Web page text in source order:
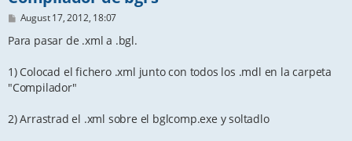
P
s
August 17, 2012, 18:07
Para pasar de .xml a .bgl.
1) Colocad el fichero .xml junto con todos los .mdl en la carpeta
"Compilador"
2) Arrastrad el .xml sobre el bglcomp.exe y soltadlo